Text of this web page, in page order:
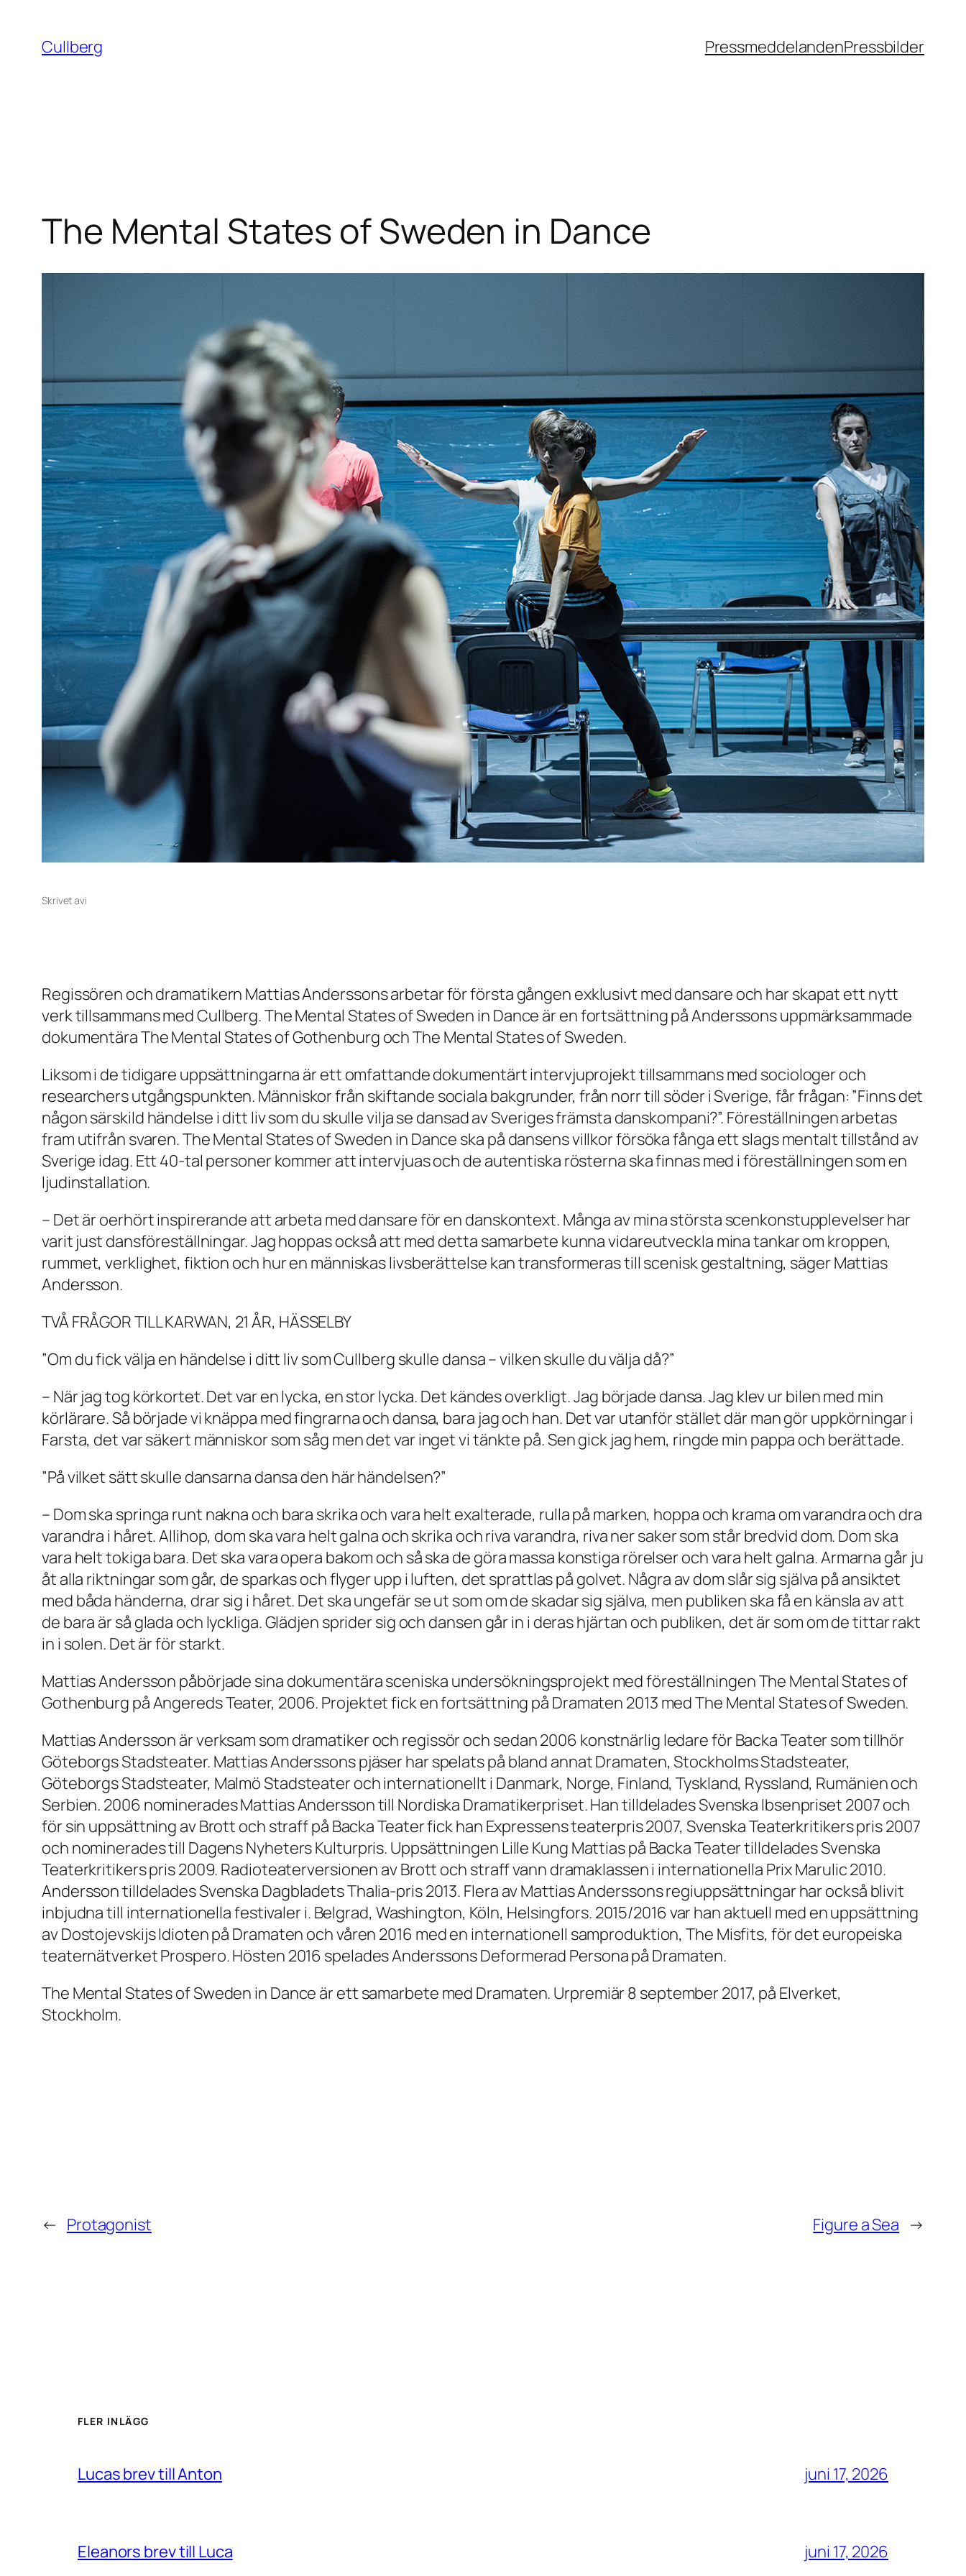
innehåll
Cullberg PressmeddelandenPressbilder
The Mental States of Sweden in Dance
Skrivet avi
Regissören och dramatikern Mattias Anderssons arbetar för första gången exklusivt med dansare och har skapat ett nytt
verk tillsammans med Cullberg. The Mental States of Sweden in Dance är en fortsättning på Anderssons uppmärksammade
dokumentära The Mental States of Gothenburg och The Mental States of Sweden.
Liksom i de tidigare uppsättningarna är ett omfattande dokumentärt intervjuprojekt tillsammans med sociologer och
researchers utgångspunkten. Människor från skiftande sociala bakgrunder, från norr till söder i Sverige, får frågan: ”Finns det
någon särskild händelse i ditt liv som du skulle vilja se dansad av Sveriges främsta danskompani?”. Föreställningen arbetas
fram utifrån svaren. The Mental States of Sweden in Dance ska på dansens villkor försöka fånga ett slags mentalt tillstånd av
Sverige idag. Ett 40-tal personer kommer att intervjuas och de autentiska rösterna ska finnas med i föreställningen som en
ljudinstallation.
– Det är oerhört inspirerande att arbeta med dansare för en danskontext. Många av mina största scenkonstupplevelser har
varit just dansföreställningar. Jag hoppas också att med detta samarbete kunna vidareutveckla mina tankar om kroppen,
rummet, verklighet, fiktion och hur en människas livsberättelse kan transformeras till scenisk gestaltning, säger Mattias
Andersson.
TVÅ FRÅGOR TILL KARWAN, 21 ÅR, HÄSSELBY
”Om du fick välja en händelse i ditt liv som Cullberg skulle dansa – vilken skulle du välja då?”
– När jag tog körkortet. Det var en lycka, en stor lycka. Det kändes overkligt. Jag började dansa. Jag klev ur bilen med min
körlärare. Så började vi knäppa med fingrarna och dansa, bara jag och han. Det var utanför stället där man gör uppkörningar i
Farsta, det var säkert människor som såg men det var inget vi tänkte på. Sen gick jag hem, ringde min pappa och berättade.
”På vilket sätt skulle dansarna dansa den här händelsen?”
– Dom ska springa runt nakna och bara skrika och vara helt exalterade, rulla på marken, hoppa och krama om varandra och dra
varandra i håret. Allihop, dom ska vara helt galna och skrika och riva varandra, riva ner saker som står bredvid dom. Dom ska
vara helt tokiga bara. Det ska vara opera bakom och så ska de göra massa konstiga rörelser och vara helt galna. Armarna går ju
åt alla riktningar som går, de sparkas och flyger upp i luften, det sprattlas på golvet. Några av dom slår sig själva på ansiktet
med båda händerna, drar sig i håret. Det ska ungefär se ut som om de skadar sig själva, men publiken ska få en känsla av att
de bara är så glada och lyckliga. Glädjen sprider sig och dansen går in i deras hjärtan och publiken, det är som om de tittar rakt
in i solen. Det är för starkt.
Mattias Andersson påbörjade sina dokumentära sceniska undersökningsprojekt med föreställningen The Mental States of
Gothenburg på Angereds Teater, 2006. Projektet fick en fortsättning på Dramaten 2013 med The Mental States of Sweden.
Mattias Andersson är verksam som dramatiker och regissör och sedan 2006 konstnärlig ledare för Backa Teater som tillhör
Göteborgs Stadsteater. Mattias Anderssons pjäser har spelats på bland annat Dramaten, Stockholms Stadsteater,
Göteborgs Stadsteater, Malmö Stadsteater och internationellt i Danmark, Norge, Finland, Tyskland, Ryssland, Rumänien och
Serbien. 2006 nominerades Mattias Andersson till Nordiska Dramatikerpriset. Han tilldelades Svenska Ibsenpriset 2007 och
för sin uppsättning av Brott och straff på Backa Teater fick han Expressens teaterpris 2007, Svenska Teaterkritikers pris 2007
och nominerades till Dagens Nyheters Kulturpris. Uppsättningen Lille Kung Mattias på Backa Teater tilldelades Svenska
Teaterkritikers pris 2009. Radioteaterversionen av Brott och straff vann dramaklassen i internationella Prix Marulic 2010.
Andersson tilldelades Svenska Dagbladets Thalia-pris 2013. Flera av Mattias Anderssons regiuppsättningar har också blivit
inbjudna till internationella festivaler i. Belgrad, Washington, Köln, Helsingfors. 2015/2016 var han aktuell med en uppsättning
av Dostojevskijs Idioten på Dramaten och våren 2016 med en internationell samproduktion, The Misfits, för det europeiska
teaternätverket Prospero. Hösten 2016 spelades Anderssons Deformerad Persona på Dramaten.
The Mental States of Sweden in Dance är ett samarbete med Dramaten. Urpremiär 8 september 2017, på Elverket,
Stockholm.
← Protagonist Figure a Sea →
FLER INLÄGG
Lucas brev till Anton juni 17, 2026
Eleanors brev till Luca juni 17, 2026